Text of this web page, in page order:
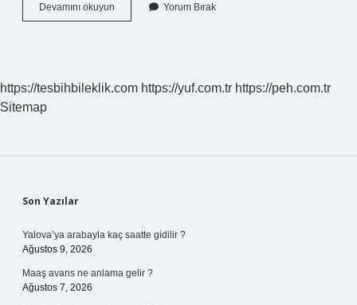
Devamını okuyun Uygulama
Paylaşımı
Yorum Bırak
https://tesbihbileklik.com https://yuf.com.tr https://peh.com.tr
Sitemap
Sidebar
Son Yazılar
Yalova’ya arabayla kaç saatte gidilir ?
Ağustos 9, 2026
Maaş avans ne anlama gelir ?
Ağustos 7, 2026